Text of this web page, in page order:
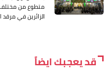
متطوع من
الزائرين في مرقد
قد يعجبك ايضاً